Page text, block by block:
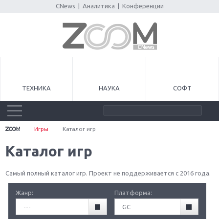
CNews Аналитика Конференции
ТЕХНИКА НАУКА СОФТ
Игры Каталог игр
Каталог игр
Самый полный каталог игр. Проект не поддерживается с 2016 года.
Жанр:
---
Платформа:
GC